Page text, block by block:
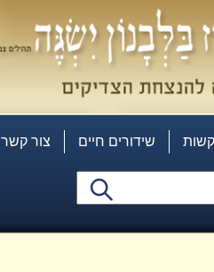
שידורים חיים צור קשר